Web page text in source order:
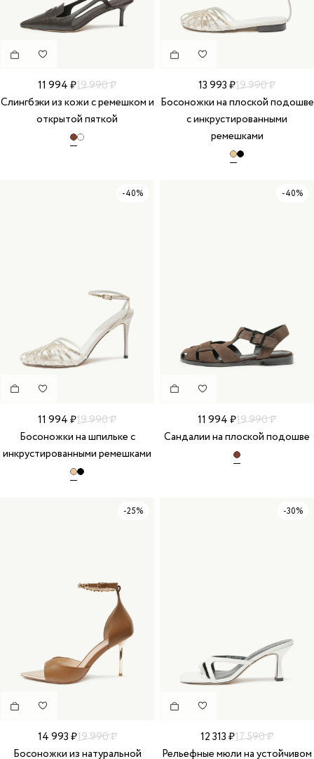
11 994 ₽19 990 ₽
Слингбэки из кожи с ремешком и
открытой пяткой
13 993 ₽19 990 ₽
Босоножки на плоской подошве
с инкрустированными
ремешками
11 994 ₽19 990 ₽
Босоножки на шпильке с
инкрустированными ремешками
-40%
11 994 ₽19 990 ₽
Сандалии на плоской подошве
-40%
14 993 ₽19 990 ₽
Босоножки из натуральной
-25%
12 313 ₽17 590 ₽
Рельефные мюли на устойчивом
-30%